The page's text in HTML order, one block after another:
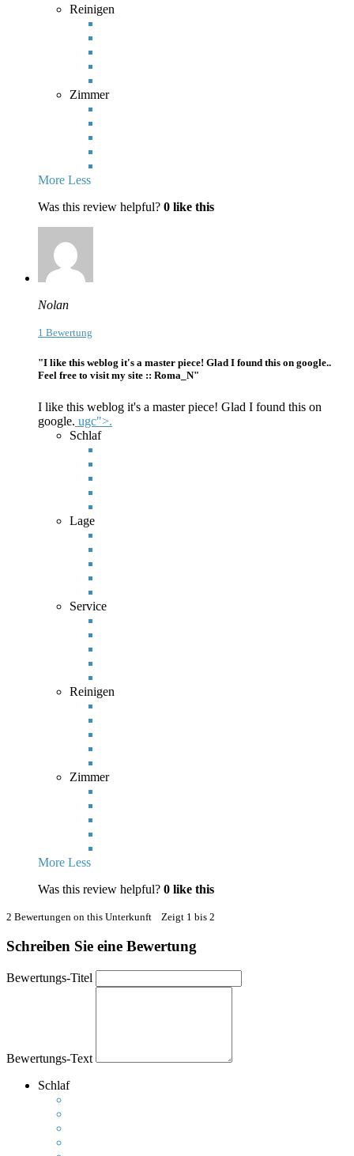
Reinigen
Zimmer
More Less
Was this review helpful? 0 like this
Nolan
1 Bewertung
"I like this weblog it's a master piece! Glad I found this on google..
Feel free to visit my site :: Roma_N"
I like this weblog it's a master piece! Glad I found this on
google. ugc">.
Schlaf
Lage
Service
Reinigen
Zimmer
More Less
Was this review helpful? 0 like this
2 Bewertungen on this Unterkunft Zeigt 1 bis 2
Schreiben Sie eine Bewertung
Bewertungs-Titel
Bewertungs-Text
Schlaf